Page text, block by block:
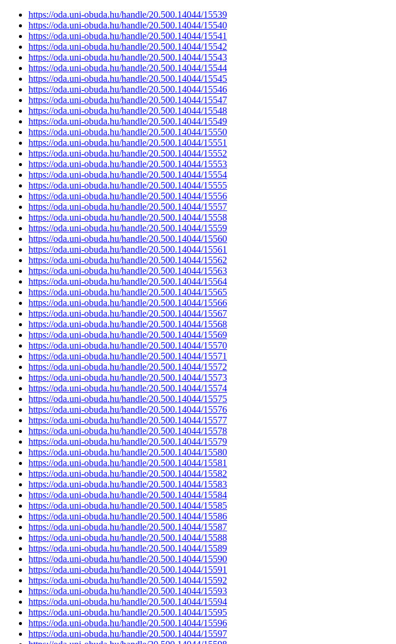
https://oda.uni-obuda.hu/handle/20.500.14044/15539
https://oda.uni-obuda.hu/handle/20.500.14044/15540
https://oda.uni-obuda.hu/handle/20.500.14044/15541
https://oda.uni-obuda.hu/handle/20.500.14044/15542
https://oda.uni-obuda.hu/handle/20.500.14044/15543
https://oda.uni-obuda.hu/handle/20.500.14044/15544
https://oda.uni-obuda.hu/handle/20.500.14044/15545
https://oda.uni-obuda.hu/handle/20.500.14044/15546
https://oda.uni-obuda.hu/handle/20.500.14044/15547
https://oda.uni-obuda.hu/handle/20.500.14044/15548
https://oda.uni-obuda.hu/handle/20.500.14044/15549
https://oda.uni-obuda.hu/handle/20.500.14044/15550
https://oda.uni-obuda.hu/handle/20.500.14044/15551
https://oda.uni-obuda.hu/handle/20.500.14044/15552
https://oda.uni-obuda.hu/handle/20.500.14044/15553
https://oda.uni-obuda.hu/handle/20.500.14044/15554
https://oda.uni-obuda.hu/handle/20.500.14044/15555
https://oda.uni-obuda.hu/handle/20.500.14044/15556
https://oda.uni-obuda.hu/handle/20.500.14044/15557
https://oda.uni-obuda.hu/handle/20.500.14044/15558
https://oda.uni-obuda.hu/handle/20.500.14044/15559
https://oda.uni-obuda.hu/handle/20.500.14044/15560
https://oda.uni-obuda.hu/handle/20.500.14044/15561
https://oda.uni-obuda.hu/handle/20.500.14044/15562
https://oda.uni-obuda.hu/handle/20.500.14044/15563
https://oda.uni-obuda.hu/handle/20.500.14044/15564
https://oda.uni-obuda.hu/handle/20.500.14044/15565
https://oda.uni-obuda.hu/handle/20.500.14044/15566
https://oda.uni-obuda.hu/handle/20.500.14044/15567
https://oda.uni-obuda.hu/handle/20.500.14044/15568
https://oda.uni-obuda.hu/handle/20.500.14044/15569
https://oda.uni-obuda.hu/handle/20.500.14044/15570
https://oda.uni-obuda.hu/handle/20.500.14044/15571
https://oda.uni-obuda.hu/handle/20.500.14044/15572
https://oda.uni-obuda.hu/handle/20.500.14044/15573
https://oda.uni-obuda.hu/handle/20.500.14044/15574
https://oda.uni-obuda.hu/handle/20.500.14044/15575
https://oda.uni-obuda.hu/handle/20.500.14044/15576
https://oda.uni-obuda.hu/handle/20.500.14044/15577
https://oda.uni-obuda.hu/handle/20.500.14044/15578
https://oda.uni-obuda.hu/handle/20.500.14044/15579
https://oda.uni-obuda.hu/handle/20.500.14044/15580
https://oda.uni-obuda.hu/handle/20.500.14044/15581
https://oda.uni-obuda.hu/handle/20.500.14044/15582
https://oda.uni-obuda.hu/handle/20.500.14044/15583
https://oda.uni-obuda.hu/handle/20.500.14044/15584
https://oda.uni-obuda.hu/handle/20.500.14044/15585
https://oda.uni-obuda.hu/handle/20.500.14044/15586
https://oda.uni-obuda.hu/handle/20.500.14044/15587
https://oda.uni-obuda.hu/handle/20.500.14044/15588
https://oda.uni-obuda.hu/handle/20.500.14044/15589
https://oda.uni-obuda.hu/handle/20.500.14044/15590
https://oda.uni-obuda.hu/handle/20.500.14044/15591
https://oda.uni-obuda.hu/handle/20.500.14044/15592
https://oda.uni-obuda.hu/handle/20.500.14044/15593
https://oda.uni-obuda.hu/handle/20.500.14044/15594
https://oda.uni-obuda.hu/handle/20.500.14044/15595
https://oda.uni-obuda.hu/handle/20.500.14044/15596
https://oda.uni-obuda.hu/handle/20.500.14044/15597